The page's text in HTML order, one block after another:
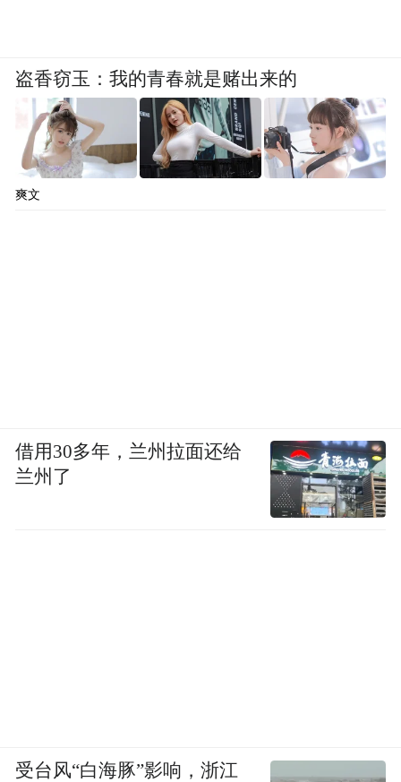
盗香窃玉：我的青春就是赌出来的
爽文
借用30多年，兰州拉面还给
兰州了
受台风“白海豚”影响，浙江